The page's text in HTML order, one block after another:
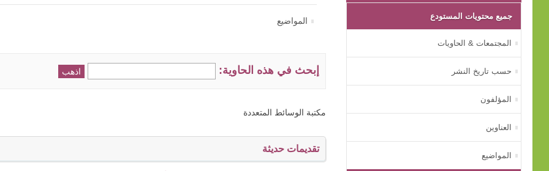
المواضيع
إبحث في هذه الحاوية:
مكتبة الوسائط المتعددة
تقديمات حديثة
جميع محتويات المستودع
المجتمعات & الحاويات
حسب تاريخ النشر
المؤلفون
العناوين
المواضيع